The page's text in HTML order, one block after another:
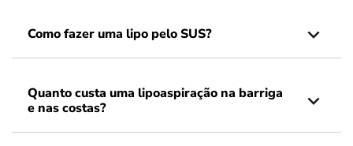
Como fazer uma lipo pelo SUS?
Quanto custa uma lipoaspiração na barriga
e nas costas?